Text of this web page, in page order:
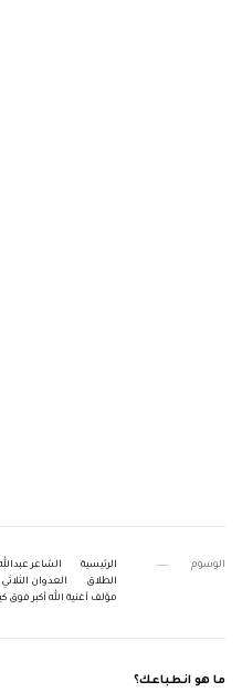
الوسوم الرئيسية الشاعر
الطلاق
العدوان الثلاثي
مؤلف أغنية الله أكبر فوق
ما هو انطباعك؟